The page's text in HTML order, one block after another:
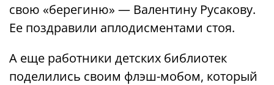
свою «берегиню» — Валентину Русакову.
Ее поздравили аплодисментами стоя.
А еще работники детских библиотек
поделились своим флэш-мобом, который